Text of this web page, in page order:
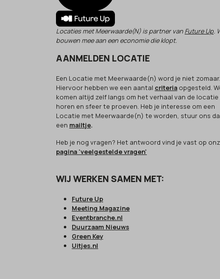
Locaties met Meerwaarde(N) is partner van Future Up.
bouwen mee aan een economie die klopt.
AANMELDEN LOCATIE
Een Locatie met Meerwaarde(n) word je niet zomaar.
Hiervoor hebben we een aantal criteria opgesteld.
komen altijd zelf langs om het verhaal van de
horen en sfeer te proeven. Heb je interesse om een
Locatie met Meerwaarde(n) te worden, stuur ons
een mailtje.
Heb je nog vragen? Het antwoord vind je vast op
pagina 'veelgestelde vragen'
WIJ WERKEN SAMEN MET:
Future Up
Meeting Magazine
Eventbranche.nl
Duurzaam Nieuws
Green Key
Uitjes.nl